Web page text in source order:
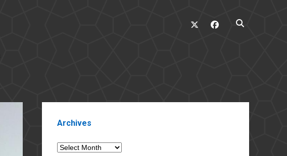
twitter facebook
Archives
Archives